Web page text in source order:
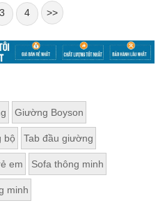
3 4 >>
Giường Boyson
bộ Tab đầu giường
em Sofa thông minh
minh